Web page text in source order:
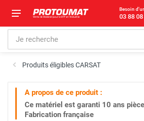
Besoin
03 88
Produits éligibles CARSAT
A propos de ce produit :
Ce matériel est garanti 10 ans
Fabrication française